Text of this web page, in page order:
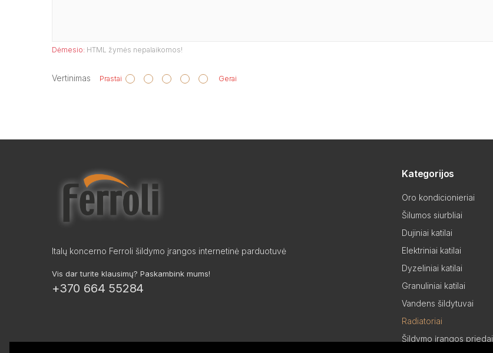
Dėmesio: HTML žymės nepalaikomos!
Vertinimas Prastai Gerai
Italų koncerno Ferroli šildymo įrangos internetinė parduotuvė
Vis dar turite klausimų? Paskambink mums!
+370 664 55284
Kategorijos
Oro kondicionieriai
Šilumos siurbliai
Dujiniai katilai
Elektriniai katilai
Dyzeliniai katilai
Granuliniai katilai
Vandens šildytuvai
Radiatoriai
Šildymo įrangos priedai